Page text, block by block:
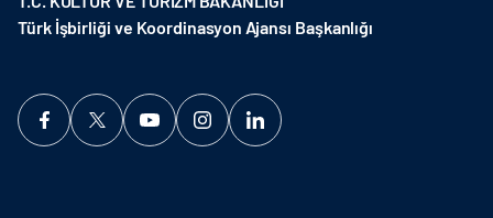
Türk İşbirliği ve Koordinasyon Ajansı Başkanlığı